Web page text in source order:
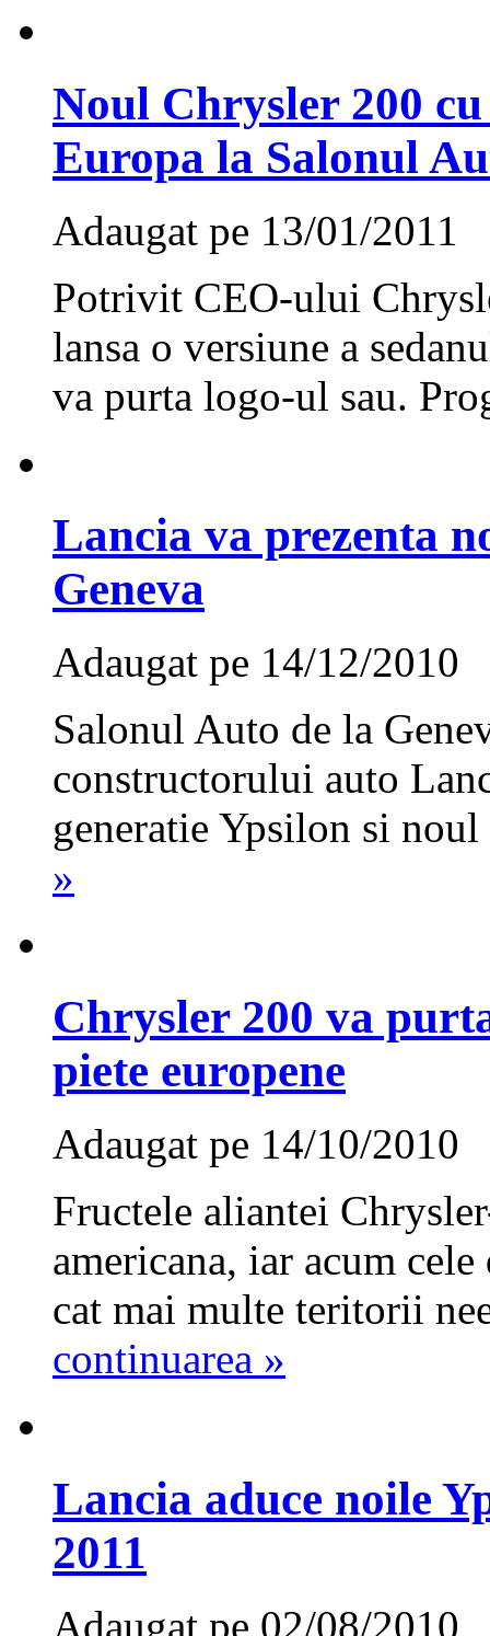
Noul Chrysler 200
Europa la Salonul
Adaugat pe 13/01/2011
Potrivit CEO-ului
lansa o versiune a
va purta logo-ul sau.
Lancia va prezenta
Geneva
Adaugat pe 14/12/2010
Salonul Auto de la
constructorului auto
generatie Ypsilon si
»
Chrysler 200 va
piete europene
Adaugat pe 14/10/2010
Fructele aliantei
americana, iar acum
cat mai multe teritorii
continuarea »
Lancia aduce noile
2011
Adaugat pe 02/08/2010